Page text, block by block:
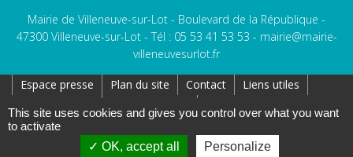
Mairie de Villeneuve-sur-Lot - Boulevard de la République -
47300 Villeneuve-sur-Lot - Tél : 05 53 41 53 53 - mairie@mairie-
villeneuvesurlot.fr
Espace presse Plan du site Contact
Liens utiles
Création : AtoutPixel Gestion des cookies Mentions légales
This site uses cookies and gives you control over what you want
to activate
OK, accept all
Personalize